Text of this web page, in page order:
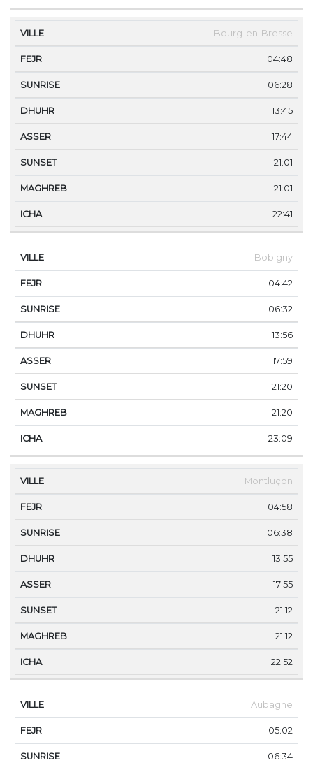
Bourg-en-Bresse
04:48
06:28
13:45
17:44
21:01
21:01
22:41
Bobigny
04:42
06:32
13:56
17:59
21:20
21:20
23:09
Montluçon
04:58
06:38
13:55
17:55
21:12
21:12
22:52
Aubagne
05:02
06:34